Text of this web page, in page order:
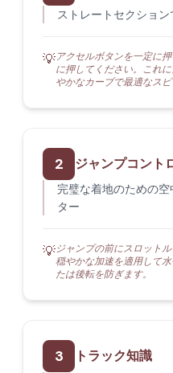
ストレートセクショ
💡アクセルボタンを一定に
に押してください。これ
やかなカーブで最適なスピ
2 ジャンプコント
完璧な着地のための
ター
💡ジャンプの前にスロット
穏やかな加速を適用して
たは後転を防ぎます。
3 トラック知識